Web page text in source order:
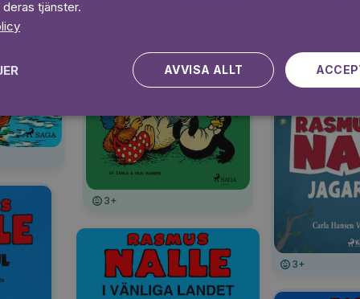
3+
3+
tjänster.
AVVISA ALLT